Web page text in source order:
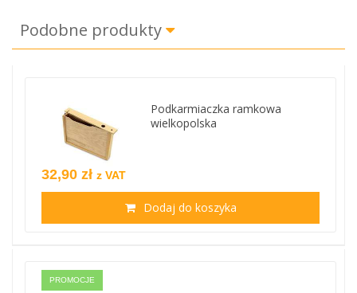
Podobne produkty
Podkarmiaczka ramkowa
wielkopolska
32,90 zł z VAT
Dodaj do koszyka
PROMOCJE